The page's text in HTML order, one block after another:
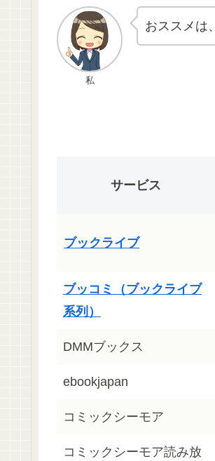
私
おススメは、
サービス
ブックライブ
ブッコミ（ブックライブ
系列）
DMMブックス
ebookjapan
コミックシーモア
コミックシーモア読み放